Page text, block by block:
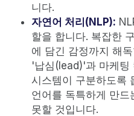
니다.
자연어 처리(NLP):
할을 합니다. 복잡한
에 담긴 감정까지 해
'납심(lead)'과 마케
시스템이 구분하도록
언어를 독특하게 만드
못할 것입니다.